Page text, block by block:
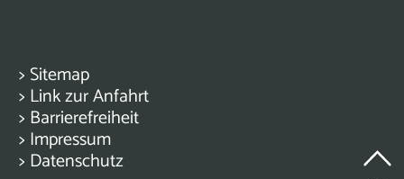
> Sitemap
> Link zur Anfahrt
> Barrierefreiheit
> Impressum
> Datenschutz